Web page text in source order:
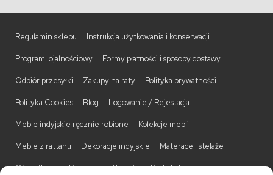
Regulamin sklepu Instrukcja użytkowania i konserwacji
Program lojalnościowy Formy płatności i sposoby dostawy
Odbiór przesyłki Zakupy na raty Polityka prywatności
Polityka Cookies Blog Logowanie / Rejestacja
Meble indyjskie ręcznie robione Kolekcje mebli
Meble z rattanu Dekoracje indyjskie Materace i stelaże
Oświetlenie Promocje Nowości Barki kolonialne